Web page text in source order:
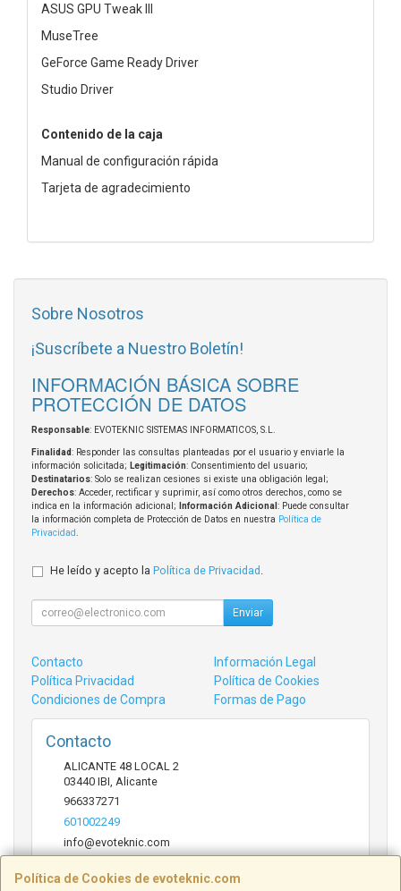
ASUS GPU Tweak III
MuseTree
GeForce Game Ready Driver
Studio Driver
Contenido de la caja
Manual de configuración rápida
Tarjeta de agradecimiento
Política de Cookies de evoteknic.com
Sobre Nosotros
¡Suscríbete a Nuestro Boletín!
INFORMACIÓN BÁSICA SOBRE
PROTECCIÓN DE DATOS
Responsable: EVOTEKNIC SISTEMAS INFORMATICOS, S.L.
Finalidad: Responder las consultas planteadas por el usuario y enviarle la
información solicitada; Legitimación: Consentimiento del usuario;
Destinatarios: Solo se realizan cesiones si existe una obligación legal;
Derechos: Acceder, rectificar y suprimir, así como otros derechos, como se
indica en la información adicional;
Información Adicional : Puede consultar
la información completa de Protección de Datos en nuestra Política de
Privacidad
He leído y acepto la Política de Privacidad
Enviar
Contacto
Información Legal
Política Privacidad
Política de Cookies
Condiciones de Compra
Formas de Pago
Contacto
ALICANTE 48 LOCAL 2
03440 IBI Alicante
966337271
601002249
info@evoteknic.com